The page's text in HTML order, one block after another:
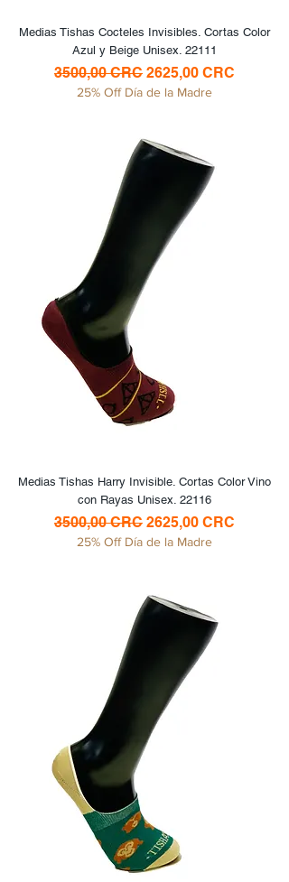
Medias Tishas Cocteles Invisibles. Cortas Color
Azul y Beige Unisex. 22111
Precio
3500,00 CRC Precio de oferta
2625,00 CRC
25% Off Día de la Madre
Medias Tishas Harry Invisible. Cortas Color Vino
con Rayas Unisex. 22116
Precio
3500,00 CRC Precio de oferta
2625,00 CRC
25% Off Día de la Madre